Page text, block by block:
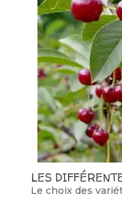
LES
Le choix des